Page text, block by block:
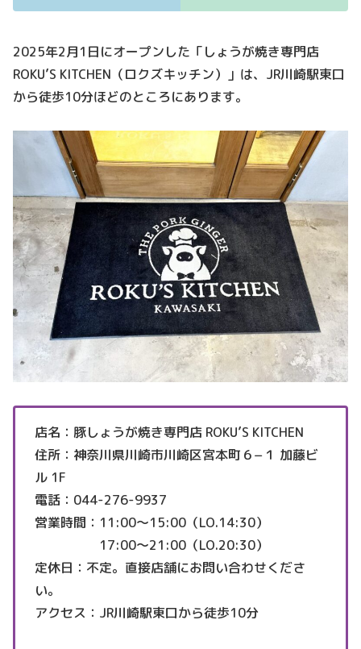
2025年2月1日にオープンした「しょうが焼き専門店
ROKU’S KITCHEN（ロクズキッチン）」は、JR川崎駅東口
から徒歩10分ほどのところにあります。
店名：豚しょうが焼き専門店 ROKU’S KITCHEN
住所：神奈川県川崎市川崎区宮本町６−１ 加藤ビ
ル 1F
電話：044-276-9937
営業時間：11:00～15:00（LO.14:30）
17:00～21:00（LO.20:30）
定休日：不定。直接店舗にお問い合わせくださ
い。
アクセス：JR川崎駅東口から徒歩10分